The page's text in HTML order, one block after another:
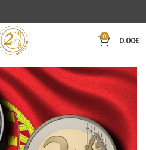
0 0.00€